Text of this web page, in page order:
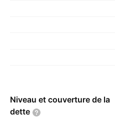
Niveau et couverture de la
dette